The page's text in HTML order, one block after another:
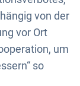
von der
vor Ort
um
so